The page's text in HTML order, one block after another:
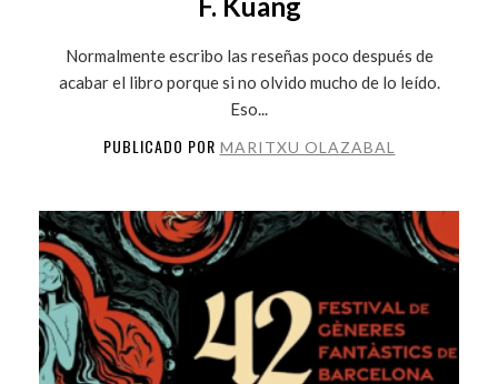
Normalmente escribo las reseñas poco después de
acabar el libro porque si no olvido mucho de lo leído.
Eso...
PUBLICADO POR MARITXU OLAZABAL